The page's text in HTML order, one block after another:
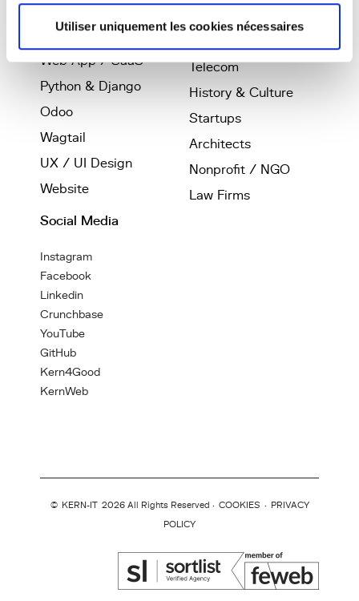
Utiliser uniquement les cookies nécessaires
Development
Artificial Intelligence
Web App / SaaS
Python & Django
Odoo
Wagtail
UX / UI Design
Website
Telecom
History & Culture
Startups
Architects
Nonprofit / NGO
Law Firms
Social Media
Instagram
Facebook
Linkedin
Crunchbase
YouTube
GitHub
Kern4Good
KernWeb
© KERN-IT 2026 All Rights Reserved · COOKIES · PRIVACY
POLICY